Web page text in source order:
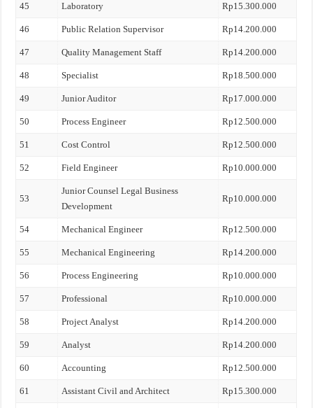
45 Laboratory Rp15.300.000
46 Public Relation Supervisor Rp14.200.000
47 Quality Management Staff Rp14.200.000
48 Specialist Rp18.500.000
49 Junior Auditor Rp17.000.000
50 Process Engineer Rp12.500.000
51 Cost Control Rp12.500.000
52 Field Engineer Rp10.000.000
53
Junior Counsel Legal Business
Development
Rp10.000.000
54 Mechanical Engineer Rp12.500.000
55 Mechanical Engineering Rp14.200.000
56 Process Engineering Rp10.000.000
57 Professional Rp10.000.000
58 Project Analyst Rp14.200.000
59 Analyst Rp14.200.000
60 Accounting Rp12.500.000
61 Assistant Civil and Architect Rp15.300.000